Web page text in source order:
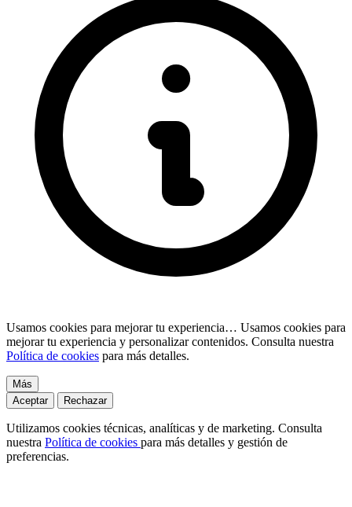
Usamos cookies para mejorar tu experiencia… Usamos cookies para
mejorar tu experiencia y personalizar contenidos. Consulta nuestra
Política de cookies para más detalles.
Más
Aceptar
Rechazar
Utilizamos cookies técnicas, analíticas y de marketing. Consulta
nuestra Política de cookies para más detalles y gestión de
preferencias.